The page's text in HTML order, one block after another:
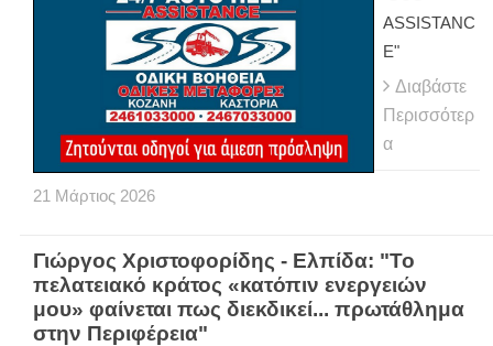
ASSISTANC
E"
Διαβάστε
Περισσότερ
α
21 Μάρτιος 2026
Γιώργος Χριστοφορίδης - Ελπίδα: "Το
πελατειακό κράτος «κατόπιν ενεργειών
μου» φαίνεται πως διεκδικεί... πρωτάθλημα
στην Περιφέρεια"